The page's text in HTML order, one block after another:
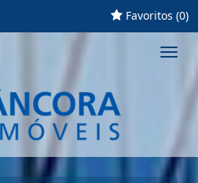
Favoritos (0)